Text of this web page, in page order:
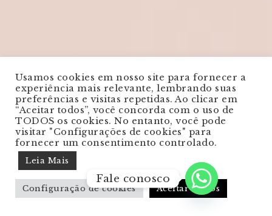
Usamos cookies em nosso site para fornecer a
experiência mais relevante, lembrando suas
preferências e visitas repetidas. Ao clicar em
“Aceitar todos”, você concorda com o uso de
TODOS os cookies. No entanto, você pode
visitar "Configurações de cookies" para
fornecer um consentimento controlado.
Leia Mais
Configuração de cookies Aceitar Todos
Fale conosco